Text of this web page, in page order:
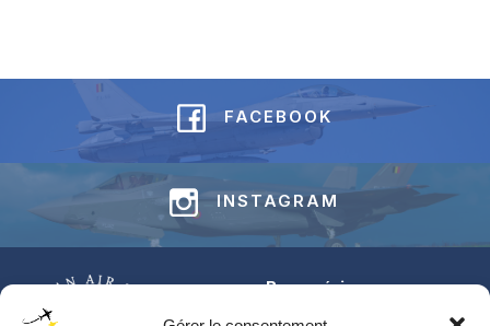
FACEBOOK
INSTAGRAM
Base aérienne